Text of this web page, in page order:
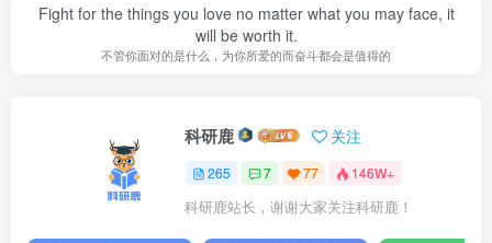
Fight for the things you love no matter what you may face, it
will be worth it.
不管你面对的是什么，为你所爱的而奋斗都会是值得的
科研鹿 关注
265 7 77 146W+
科研鹿站长，谢谢大家关注科研鹿！